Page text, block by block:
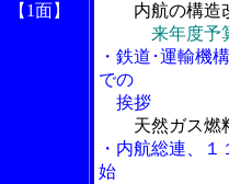
【1面】
内航の構造
来年度予
・鉄道･運輸機
での
挨拶
天然ガス燃
・内航総連、
始